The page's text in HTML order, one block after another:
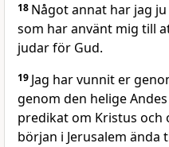
18 Något annat har jag
som har använt mig till
judar för Gud.
19 Jag har vunnit er
genom den helige
predikat om Kristus och
början i Jerusalem ända